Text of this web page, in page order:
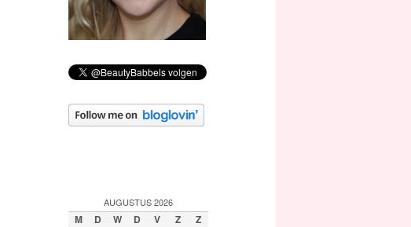
AUGUSTUS 2026
M D W D V Z Z